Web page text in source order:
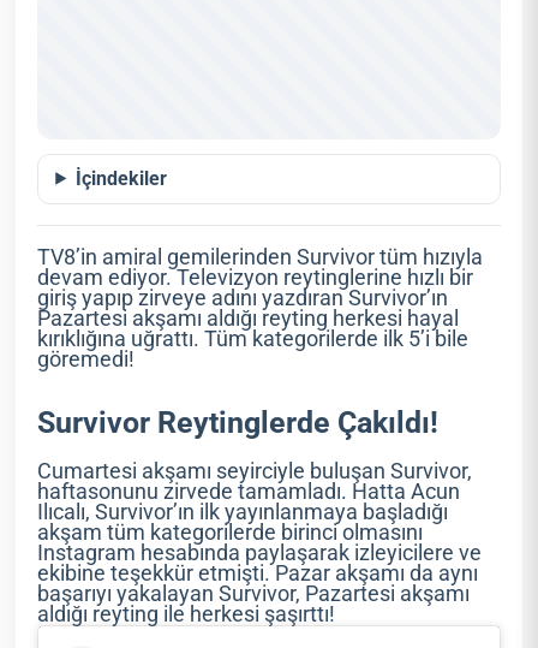
İçindekiler
TV8’in amiral gemilerinden Survivor tüm hızıyla
devam ediyor. Televizyon reytinglerine hızlı bir
giriş yapıp zirveye adını yazdıran Survivor’ın
Pazartesi akşamı aldığı reyting herkesi hayal
kırıklığına uğrattı. Tüm kategorilerde ilk 5’i bile
göremedi!
Survivor Reytinglerde Çakıldı!
Cumartesi akşamı seyirciyle buluşan Survivor,
haftasonunu zirvede tamamladı. Hatta Acun
Ilıcalı, Survivor’ın ilk yayınlanmaya başladığı
akşam tüm kategorilerde birinci olmasını
Instagram hesabında paylaşarak izleyicilere ve
ekibine teşekkür etmişti. Pazar akşamı da aynı
başarıyı yakalayan Survivor, Pazartesi akşamı
aldığı reyting ile herkesi şaşırttı!